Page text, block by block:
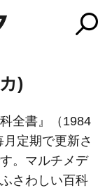
)
全書』（1984
定期で更新さ
。マルチメデ
さわしい百科